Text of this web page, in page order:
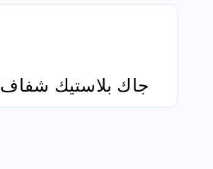
جاك بلاستيك شفاف2 لتر مع 4 اكواب